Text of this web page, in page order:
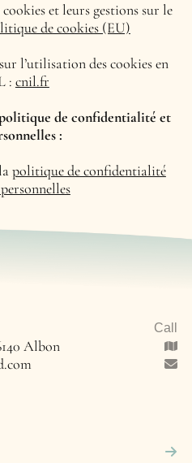
et leurs gestions sur le
de cookies (EU)
l’utilisation des cookies en
: cnil.fr
de confidentialité et
:
politique de confidentialité
Call
Albon